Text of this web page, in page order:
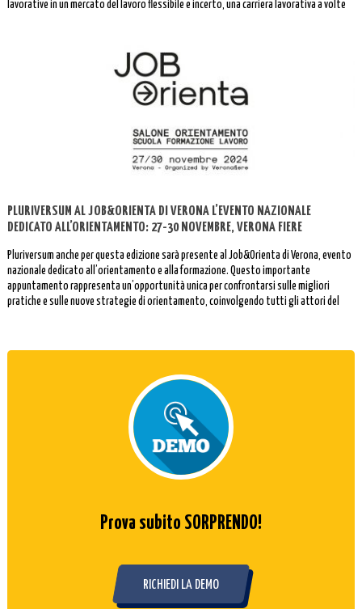
lavorative in un mercato del lavoro flessibile e incerto, una carriera lavorativa a volte
PLURIVERSUM AL JOB&ORIENTA DI VERONA L’EVENTO NAZIONALE
DEDICATO ALL’ORIENTAMENTO: 27-30 NOVEMBRE, VERONA FIERE
Pluriversum anche per questa edizione sarà presente al Job&Orienta di Verona, evento
nazionale dedicato all’orientamento e alla formazione. Questo importante
appuntamento rappresenta un’opportunità unica per confrontarsi sulle migliori
pratiche e sulle nuove strategie di orientamento, coinvolgendo tutti gli attori del
Prova subito SORPRENDO!
RICHIEDI LA DEMO